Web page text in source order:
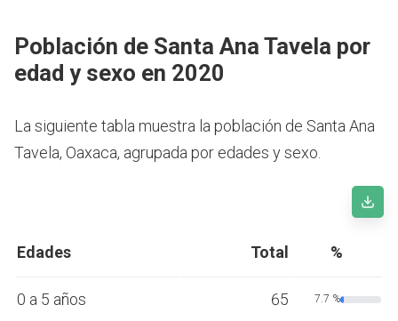
Población de Santa Ana Tavela por
edad y sexo en 2020
La siguiente tabla muestra la población de Santa Ana
Tavela, Oaxaca, agrupada por edades y sexo.
Edades Total %
0 a 5 años 65 7.7 %